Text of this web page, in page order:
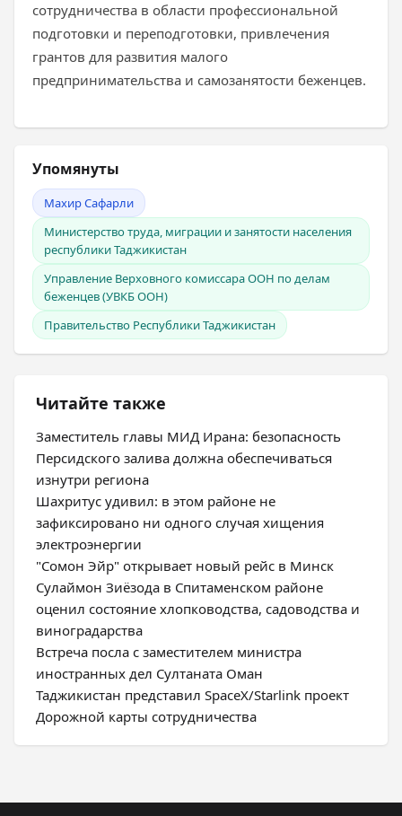
сотрудничества в области профессиональной
подготовки и переподготовки, привлечения
грантов для развития малого
предпринимательства и самозанятости беженцев.
Упомянуты
Махир Сафарли
Министерство труда, миграции и занятости населения
республики Таджикистан
Управление Верховного комиссара ООН по делам
беженцев (УВКБ ООН)
Правительство Республики Таджикистан
Читайте также
Заместитель главы МИД Ирана: безопасность
Персидского залива должна обеспечиваться
изнутри региона
Шахритус удивил: в этом районе не
зафиксировано ни одного случая хищения
электроэнергии
"Сомон Эйр" открывает новый рейс в Минск
Сулаймон Зиёзода в Спитаменском районе
оценил состояние хлопководства, садоводства и
виноградарства
Встреча посла с заместителем министра
иностранных дел Султаната Оман
Таджикистан представил SpaceX/Starlink проект
Дорожной карты сотрудничества